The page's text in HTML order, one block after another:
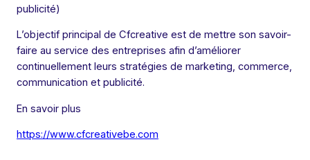
publicité)
L’objectif principal de Cfcreative est de mettre son savoir-
faire au service des entreprises afin d’améliorer
continuellement leurs stratégies de marketing, commerce,
communication et publicité.
En savoir plus
https://www.cfcreativebe.com